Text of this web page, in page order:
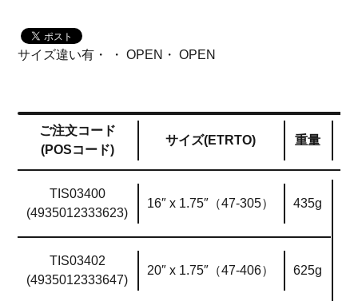
サイズ違い有・ ・ OPEN・ OPEN
ご注文コード
(POSコード)
サイズ(ETRTO) 重量
TIS03400
(4935012333623)
16″ x 1.75″（47-305） 435g
TIS03402
(4935012333647)
20″ x 1.75″（47-406） 625g